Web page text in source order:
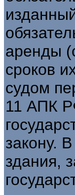
аренды
сроков
судом
11 АПК
закону.
здания,